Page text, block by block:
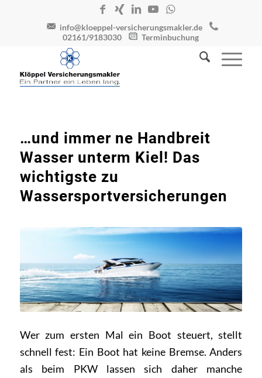
info@kloeppel-versicherungsmakler.de
02161/9183030
Terminbuchung
…und immer ne Handbreit
Wasser unterm Kiel! Das
wichtigste zu
Wassersportversicherungen
Wer zum ersten Mal ein Boot steuert, stellt
schnell fest: Ein Boot hat keine Bremse. Anders
als beim PKW lassen sich daher manche